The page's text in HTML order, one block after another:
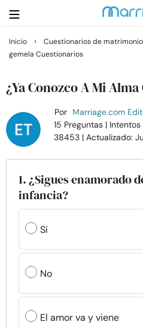
Buscar
Relaciones
Familia
Ayuda
Cursos
Recursos
Comunidad
Inicio › Cuestionarios de matrimonio
gemela Cuestionarios
¿Ya Conozco A Mi Alma
Por Marriage.com
15 Preguntas | Intentos
38453 | Actualizado:
1. ¿Sigues enamorado
infancia?
Sí
No
El amor va y viene